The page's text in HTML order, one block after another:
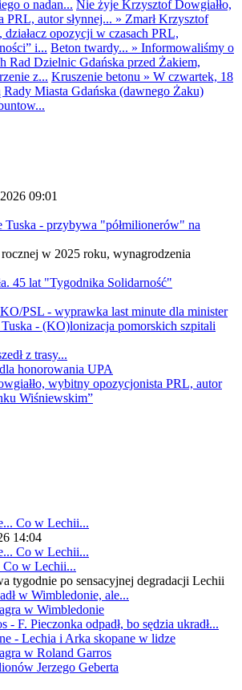
o nadan... Nie żyje Krzysztof Dowgiałło,
autor słynnej... » Zmarł Krzysztof
działacz opozycji w czasach PRL,
i... Beton twardy... » Informowaliśmy o
Rad Dzielnic Gdańska przed Żakiem,
z... Kruszenie betonu » W czwartek, 18
Rady Miasta Gdańska (dawnego Żaku)
09:01
- przybywa "półmilionerów" na
w 2025 roku, wynagrodzenia
45 lat "Tygodnika Solidarność"
PSL - wyprawka last minute dla minister
- (KO)lonizacja pomorskich szpitali
z trasy...
honorowania UPA
wybitny opozycjonista PRL, autor
Wiśniewskim”
14:04
Co w Lechii...
tygodnie po sensacyjnej degradacji Lechii
w Wimbledonie, ale...
w Wimbledonie
- F. Pieczonka odpadł, bo sędzia ukradł...
- Lechia i Arka skopane w lidze
w Roland Garros
Jerzego Geberta